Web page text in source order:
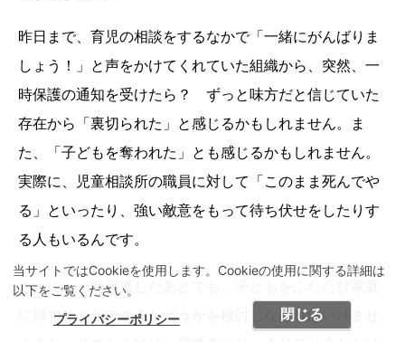
当サイトではCookieを使用します。Cookieの使用に関する詳細は
以下をご覧ください。
プライバシーポリシー
閉じる
昨日まで、育児の相談をするなかで「一緒にがんばりま
しょう！」と声をかけてくれていた組織から、突然、一
時保護の通知を受けたら？ ずっと味方だと信じていた
存在から「裏切られた」と感じるかもしれません。ま
た、「子どもを奪われた」とも感じるかもしれません。
実際に、児童相談所の職員に対して「このまま死んでや
る」といったり、強い敵意をもって待ち伏せをしたりす
る人もいるんです。
さらに、一時保護したあとでも、子どもをふたたび家庭
に帰すことができるかどうかを検討しなければいけませ